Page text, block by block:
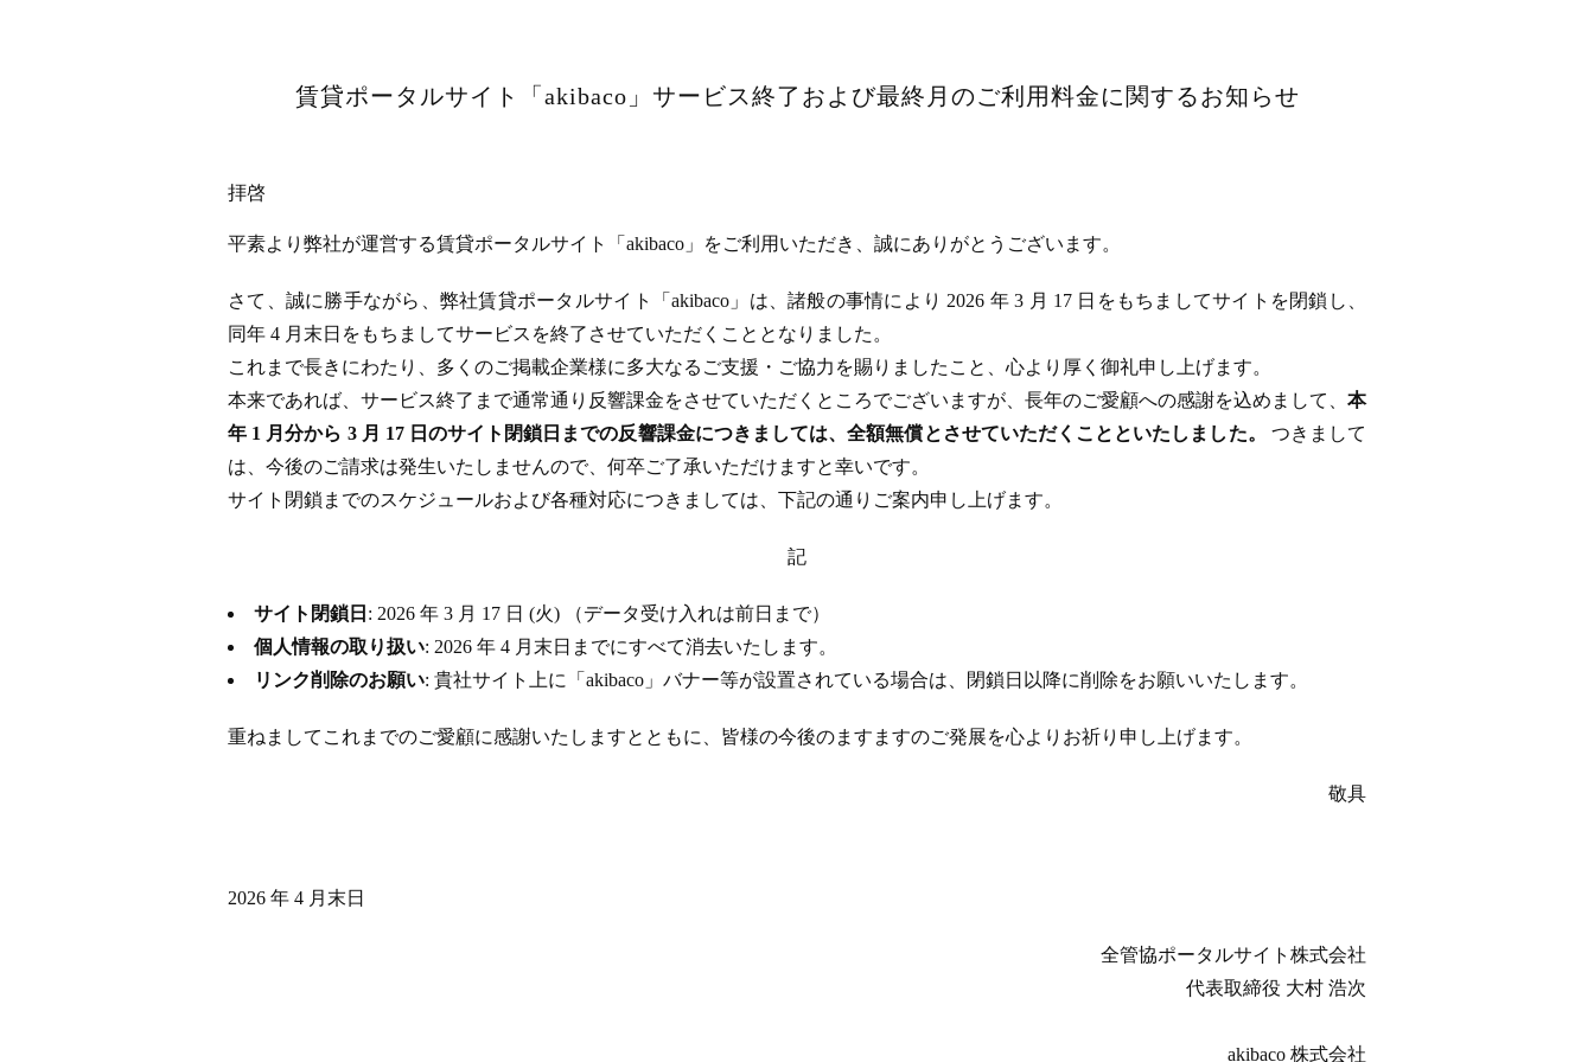
賃貸ポータルサイト「akibaco」サービス終了および最終月のご利用料金に関するお知らせ
拝啓
平素より弊社が運営する賃貸ポータルサイト「akibaco」をご利用いただき、誠にありがとうございます。
さて、誠に勝手ながら、弊社賃貸ポータルサイト「akibaco」は、諸般の事情により 2026 年 3 月 17 日をもちましてサイトを閉鎖し、
同年 4 月末日をもちましてサービスを終了させていただくこととなりました。
これまで長きにわたり、多くのご掲載企業様に多大なるご支援・ご協力を賜りましたこと、心より厚く御礼申し上げます。
本来であれば、サービス終了まで通常通り反響課金をさせていただくところでございますが、長年のご愛顧への感謝を込めまして、 本
年 1 月分から 3 月 17 日のサイト閉鎖日までの反響課金につきましては、全額無償とさせていただくことといたしました。 つきまして
は、今後のご請求は発生いたしませんので、何卒ご了承いただけますと幸いです。
サイト閉鎖までのスケジュールおよび各種対応につきましては、下記の通りご案内申し上げます。
記
サイト閉鎖日 : 2026 年 3 月 17 日 (火) （データ受け入れは前日まで）
個人情報の取り扱い: 2026 年 4 月末日までにすべて消去いたします。
リンク削除のお願い: 貴社サイト上に「akibaco」バナー等が設置されている場合は、閉鎖日以降に削除をお願いいたします。
重ねましてこれまでのご愛顧に感謝いたしますとともに、皆様の今後のますますのご発展を心よりお祈り申し上げます。
敬具
2026 年 4 月末日
全管協ポータルサイト株式会社
代表取締役 大村 浩次
akibaco 株式会社